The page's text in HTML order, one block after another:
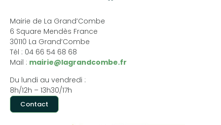
Mairie de La Grand’Combe
6 Square Mendès France
30110 La Grand’Combe
Tél : 04 66 54 68 68
Mail : mairie@lagrandcombe.fr
Du lundi au vendredi :
8h/12h – 13h30/17h
Contact